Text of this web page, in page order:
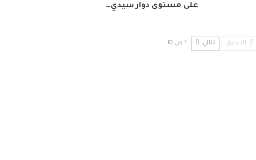
على مستوى دوار سيدي…
السابق التالي 1 من 10